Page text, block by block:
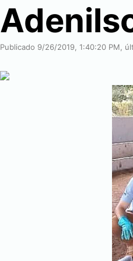
Publicado 9/26/2019, 1:40:20 PM,